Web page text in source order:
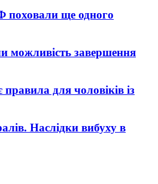
поховали ще одного
завершення
для чоловіків із
Наслідки вибуху в